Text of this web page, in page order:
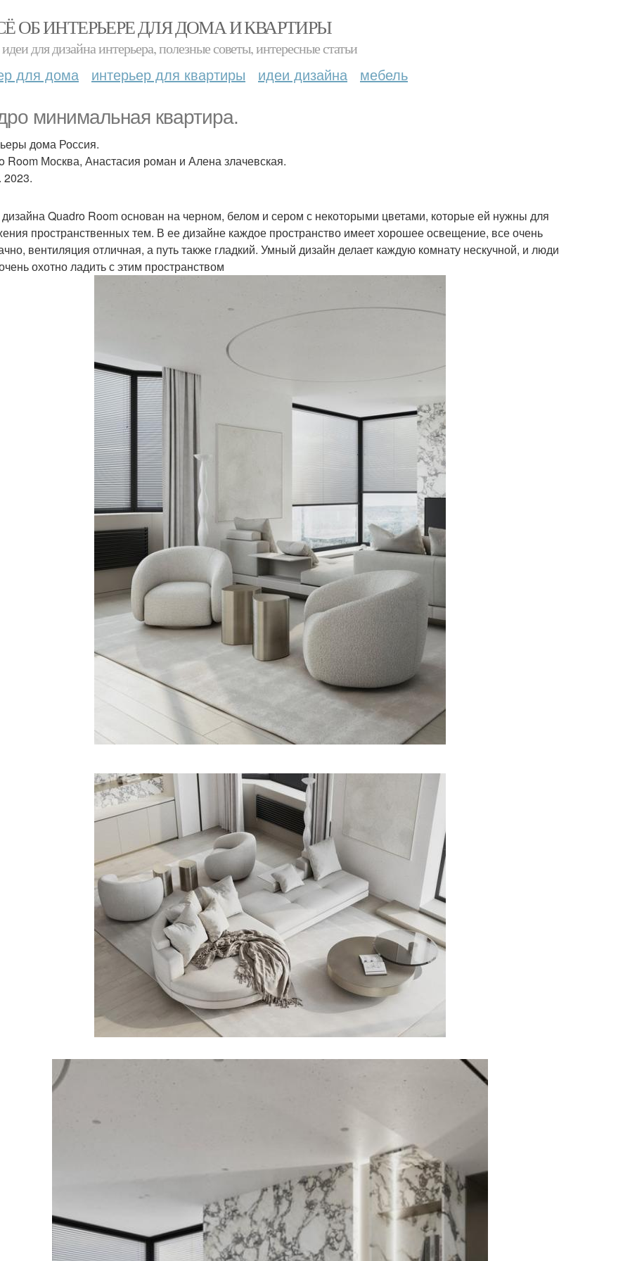
ОБ ИНТЕРЬЕРЕ ДЛЯ ДОМА И КВАРТИРЫ
для дизайна интерьера, полезные советы, интересные статьи
для дома интерьер для квартиры идеи дизайна мебель
минимальная квартира.
дома Россия.
Room Москва, Анастасия роман и Алена злачевская.
2023.
Quadro Room основан на черном, белом и сером с некоторыми цветами, которые ей нужны для
пространственных тем. В ее дизайне каждое пространство имеет хорошее освещение, все очень
вентиляция отличная, а путь также гладкий. Умный дизайн делает каждую комнату нескучной, и люди
охотно ладить с этим пространством